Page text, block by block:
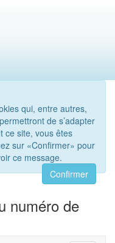
qui, entre autres,
de s’adapter
ce site, vous êtes
sur «Confirmer» pour
ce message.
Confirmer
numéro de